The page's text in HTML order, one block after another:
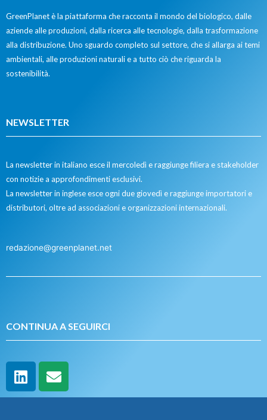
GreenPlanet è la piattaforma che racconta il mondo del biologico, dalle
aziende alle produzioni, dalla ricerca alle tecnologie, dalla trasformazione
alla distribuzione. Uno sguardo completo sul settore, che si allarga ai temi
ambientali, alle produzioni naturali e a tutto ciò che riguarda la
sostenibilità.
NEWSLETTER
La newsletter in italiano esce il mercoledì e raggiunge filiera e stakeholder
con notizie a approfondimenti esclusivi.
La newsletter in inglese esce ogni due giovedì e raggiunge importatori e
distributori, oltre ad associazioni e organizzazioni internazionali.
redazione@greenplanet.net
CONTINUA A SEGUIRCI